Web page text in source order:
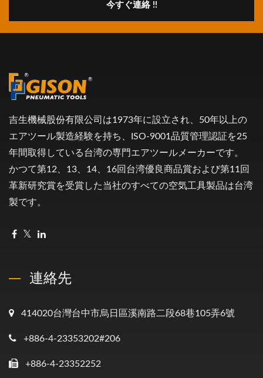
今すぐ連絡 !!
吉生機械股份有限公司は1973年に設立され、50年以上の
エアツール製造経験を持ち、ISO-9001品質管理認証を25
年間取得している台湾の専門エアツールメーカーです。
かつて第12、13、14、16回台湾優良商品賞および第11回
革新研究賞を受賞した当社のすべての空気工具製品は台湾
製です。
連絡先
414020台灣台中市烏日區溪南路二段68巷105弄6號
+886-4-23353202#206
+886-4-23352252